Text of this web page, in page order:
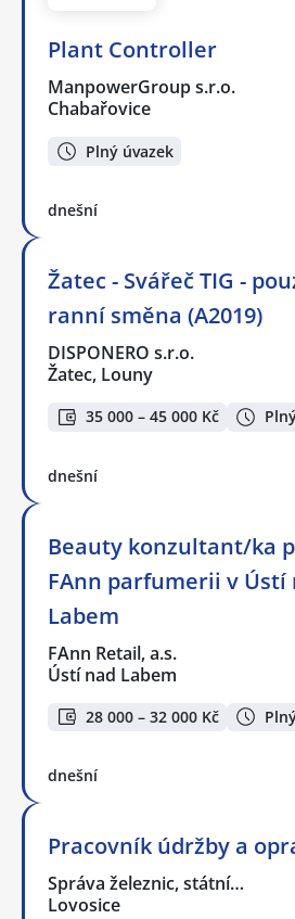
Plant Controller
ManpowerGroup s.r.o.
Chabařovice
Plný úvazek
dnešní
Žatec - Svářeč TIG -
ranní směna (A2019)
DISPONERO s.r.o.
Žatec, Louny
35 000 – 45 000 Kč
dnešní
Beauty konzultant/ka
FAnn parfumerii v Ústí
Labem
FAnn Retail, a.s.
Ústí nad Labem
28 000 – 32 000 Kč
dnešní
Pracovník údržby a
Správa železnic, státní…
Lovosice